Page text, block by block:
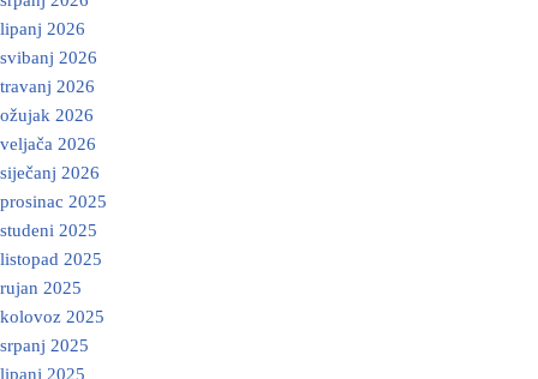
lipanj 2026
svibanj 2026
travanj 2026
ožujak 2026
veljača 2026
siječanj 2026
prosinac 2025
studeni 2025
listopad 2025
rujan 2025
kolovoz 2025
srpanj 2025
lipanj 2025